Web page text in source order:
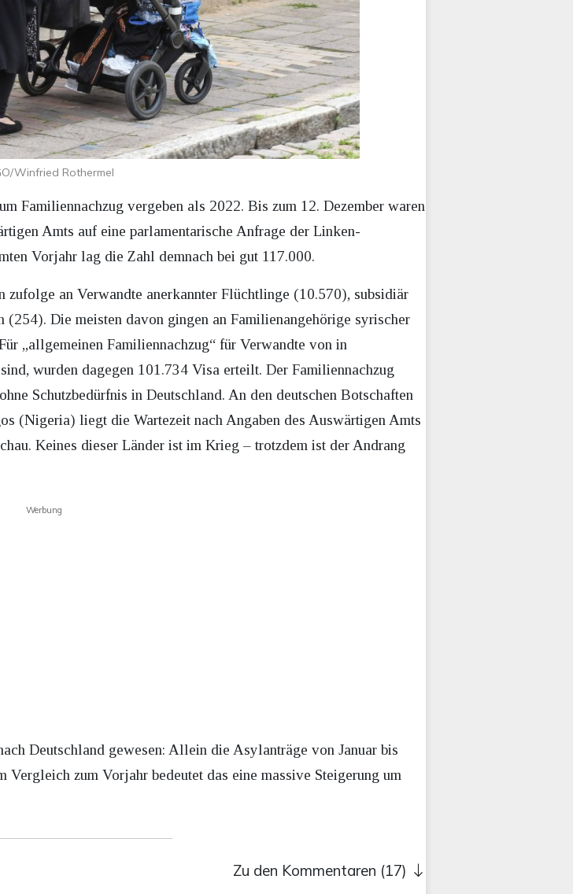
Winfried Rothermel
Familiennachzug vergeben als 2022. Bis zum 12. Dezember waren
Amts auf eine parlamentarische Anfrage der Linken-
Vorjahr lag die Zahl demnach bei gut 117.000.
an Verwandte anerkannter Flüchtlinge (10.570), subsidiär
Die meisten davon gingen an Familienangehörige syrischer
„allgemeinen Familiennachzug“ für Verwandte von in
wurden dagegen 101.734 Visa erteilt. Der Familiennachzug
Schutzbedürfnis in Deutschland. An den deutschen Botschaften
(Nigeria) liegt die Wartezeit nach Angaben des Auswärtigen Amts
Keines dieser Länder ist im Krieg – trotzdem ist der Andrang
Werbung
Deutschland gewesen: Allein die Asylanträge von Januar bis
zum Vorjahr bedeutet das eine massive Steigerung um
Zu den Kommentaren (17)